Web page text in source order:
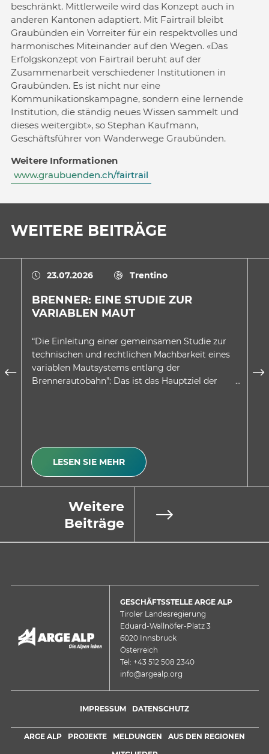
beschränkt. Mittlerweile wird das Konzept auch in
anderen Kantonen adaptiert. Mit Fairtrail bleibt
Graubünden ein Vorreiter für ein respektvolles und
harmonisches Miteinander auf den Wegen. «Das
Erfolgskonzept von Fairtrail beruht auf der
Zusammenarbeit verschiedener Institutionen in
Graubünden. Es ist nicht nur eine
Kommunikationskampagne, sondern eine lernende
Institution, die ständig neues Wissen sammelt und
dieses weitergibt», so Stephan Kaufmann,
Geschäftsführer von Wanderwege Graubünden.
Weitere Informationen
www.graubuenden.ch/fairtrail
WEITERE BEITRÄGE
23.07.2026 Trentino
BRENNER: EINE STUDIE ZUR
VARIABLEN MAUT
“Die Einleitung einer gemeinsamen Studie zur
technischen und rechtlichen Machbarkeit eines
variablen Mautsystems entlang der
Brennerautobahn”: Das ist das Hauptziel der
LESEN SIE MEHR
Weitere
Beiträge
GESCHÄFTSSTELLE ARGE ALP
Tiroler Landesregierung
Eduard-Wallnöfer-Platz 3
6020 Innsbruck
Österreich
Tel: +43 512 508 2340
info@argealp.org
IMPRESSUM DATENSCHUTZ
ARGE ALP PROJEKTE MELDUNGEN
AUS DEN REGIONEN